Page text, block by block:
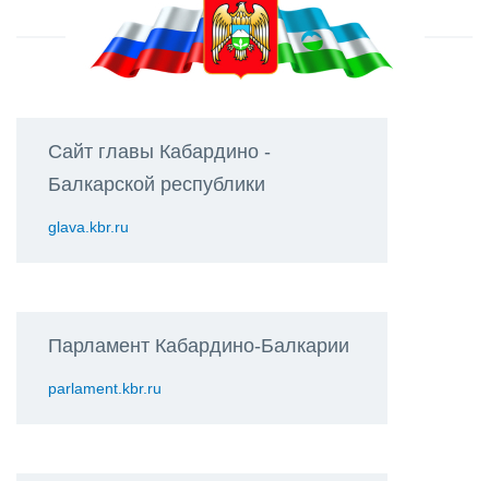
Сайт главы Кабардино -
Балкарской республики
glava.kbr.ru
Парламент Кабардино-Балкарии
parlament.kbr.ru